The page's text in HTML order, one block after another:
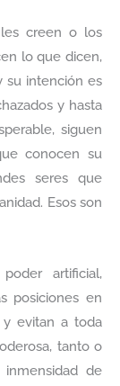
creen o los
lo que dicen,
su intención es
y hasta
siguen
conocen su
seres que
Esos son
artificial,
posiciones en
y evitan a toda
tanto o
de